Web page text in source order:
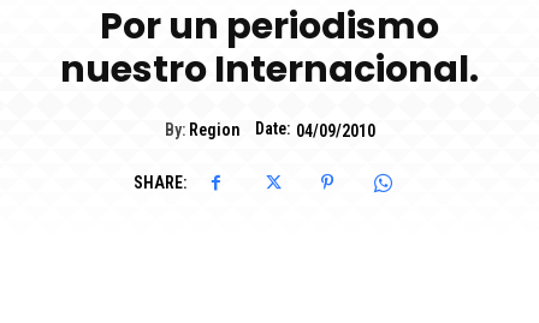
Por un periodismo
nuestro Internacional.
By: Region Date: 04/09/2010
SHARE: